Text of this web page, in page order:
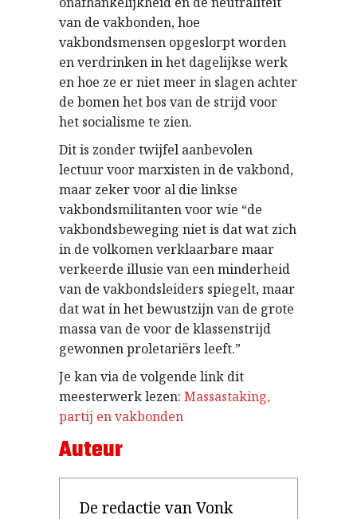
van de vakbonden, hoe
vakbondsmensen opgeslorpt worden
en verdrinken in het dagelijkse werk
en hoe ze er niet meer in slagen achter
de bomen het bos van de strijd voor
het socialisme te zien.
Dit is zonder twijfel aanbevolen
lectuur voor marxisten in de vakbond,
maar zeker voor al die linkse
vakbondsmilitanten voor wie “de
vakbondsbeweging niet is dat wat zich
in de volkomen verklaarbare maar
verkeerde illusie van een minderheid
van de vakbondsleiders spiegelt, maar
dat wat in het bewustzijn van de grote
massa van de voor de klassenstrijd
gewonnen proletariërs leeft.”
Je kan via de volgende link dit
meesterwerk lezen: Massastaking,
partij en vakbonden
Auteur
De redactie van Vonk